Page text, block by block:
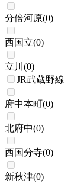
分倍河原(0)
西国立(0)
立川 (0)
JR武蔵野線
府中本町(0)
北府中(0)
西国分寺(0)
新秋津(0)